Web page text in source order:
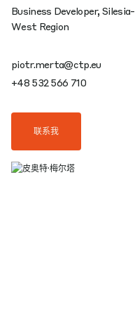
Business Developer, Silesia-
West Region
piotr.merta@ctp.eu
+48 532 566 710
联系我